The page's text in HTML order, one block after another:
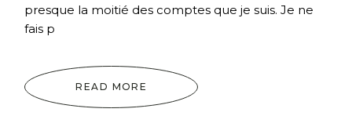
presque la moitié des comptes que je suis. Je ne
fais p
READ MORE